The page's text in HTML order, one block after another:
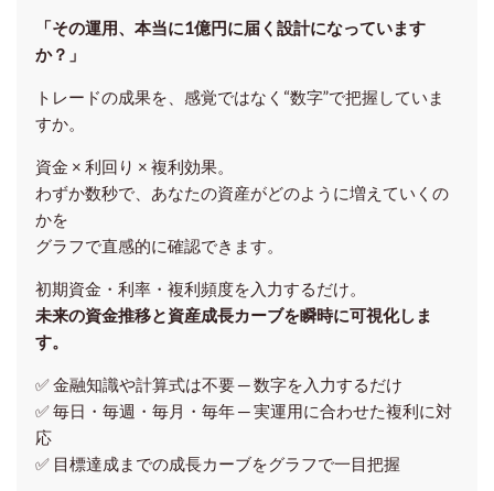
「その運用、本当に1億円に届く設計になっています
か？」
トレードの成果を、感覚ではなく“数字”で把握していま
すか。
資金 × 利回り × 複利効果。
わずか数秒で、あなたの資産がどのように増えていくの
かを
グラフで直感的に確認できます。
初期資金・利率・複利頻度を入力するだけ。
未来の資金推移と資産成長カーブを瞬時に可視化しま
す。
✅ 金融知識や計算式は不要 ─ 数字を入力するだけ
✅ 毎日・毎週・毎月・毎年 ─ 実運用に合わせた複利に対
応
✅ 目標達成までの成長カーブをグラフで一目把握